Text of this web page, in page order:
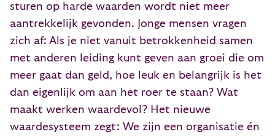
sturen op harde waarden wordt niet meer
aantrekkelijk gevonden. Jonge mensen vragen
zich af: Als je niet vanuit betrokkenheid samen
met anderen leiding kunt geven aan groei die om
meer gaat dan geld, hoe leuk en belangrijk is het
dan eigenlijk om aan het roer te staan? Wat
maakt werken waardevol? Het nieuwe
waardesysteem zegt: We zijn een organisatie én